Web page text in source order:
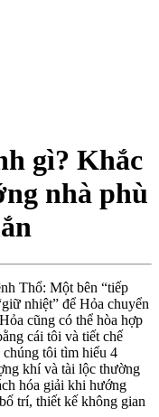
gì? Khắc
nhà phù
Thổ: Một bên “tiếp
nhiệt” để Hỏa chuyển
cũng có thể hòa hợp
cái tôi và tiết chế
tôi tìm hiểu 4
khí và tài lộc thường
hóa giải khi hướng
trí, thiết kế không gian